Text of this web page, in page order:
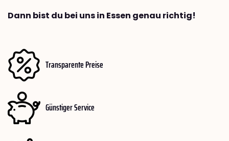
Dann bist du bei uns in Essen genau richtig!
Transparente Preise
Günstiger Service